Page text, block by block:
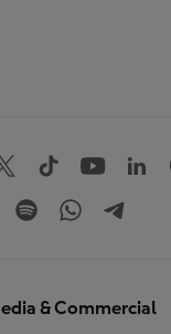
& Commercial